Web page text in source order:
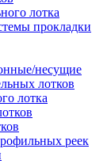
лотка
прокладки
несущие
лотков
лотка
реек